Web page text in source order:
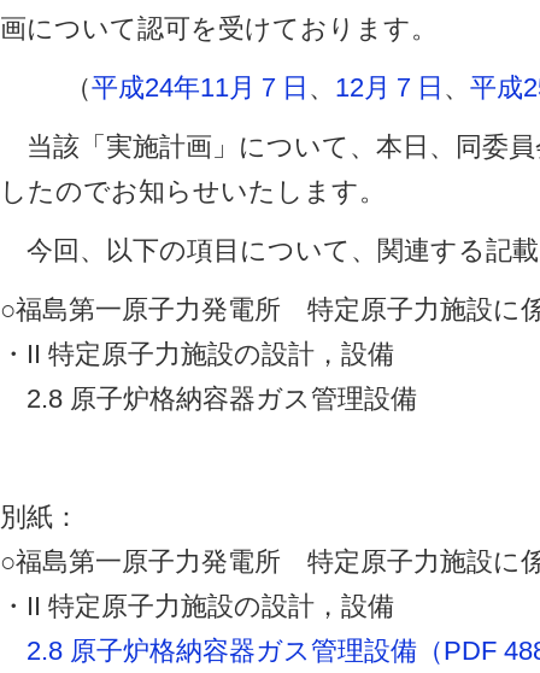
画について認可を受けております。
（平成24年11月７日 、 12月７日 、 平成
当該「実施計画」について、本日、同委
したのでお知らせいたします。
今回、以下の項目について、関連する記
○福島第一原子力発電所 特定原子力施設に
・II 特定原子力施設の設計，設備
2.8 原子炉格納容器ガス管理設備
別紙：
○福島第一原子力発電所 特定原子力施設に
・II 特定原子力施設の設計，設備
2.8 原子炉格納容器ガス管理設備（PDF